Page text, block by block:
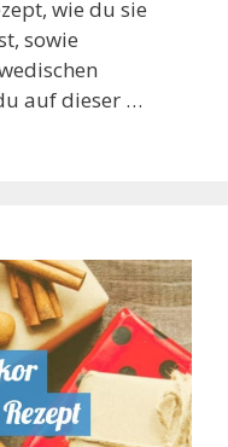
wie du sie
sowie
auf dieser …